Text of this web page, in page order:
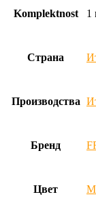
Komplektnost 1
Страна
Производства
Бренд
Цвет